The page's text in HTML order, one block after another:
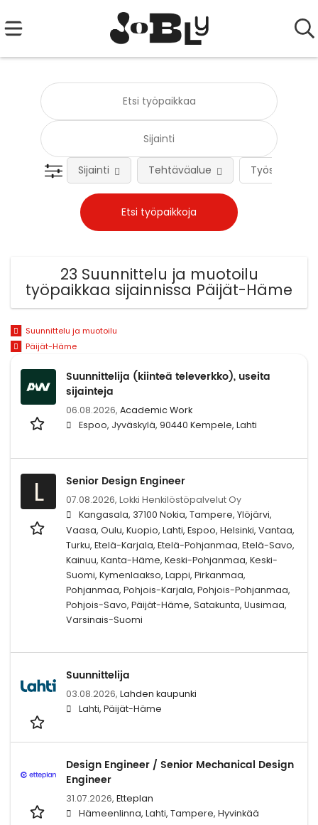
Työsuhteen
Sijainti Tehtäväalue
23 Suunnittelu ja muotoilu
työpaikkaa sijainnissa Päijät-Häme
Suunnittelu ja muotoilu
Päijät-Häme
Suunnittelija (kiinteä televerkko), useita
sijainteja
06.08.2026, Academic Work
Espoo, Jyväskylä, 90440 Kempele, Lahti
L Senior Design Engineer
07.08.2026, Lokki Henkilöstöpalvelut Oy
Kangasala, 37100 Nokia, Tampere, Ylöjärvi,
Vaasa, Oulu, Kuopio, Lahti, Espoo, Helsinki, Vantaa,
Turku, Etelä-Karjala, Etelä-Pohjanmaa, Etelä-Savo,
Kainuu, Kanta-Häme, Keski-Pohjanmaa, Keski-
Suomi, Kymenlaakso, Lappi, Pirkanmaa,
Pohjanmaa, Pohjois-Karjala, Pohjois-Pohjanmaa,
Pohjois-Savo, Päijät-Häme, Satakunta, Uusimaa,
Varsinais-Suomi
Suunnittelija
03.08.2026, Lahden kaupunki
Lahti, Päijät-Häme
Design Engineer / Senior Mechanical Design
Engineer
31.07.2026, Etteplan
Hämeenlinna, Lahti, Tampere, Hyvinkää